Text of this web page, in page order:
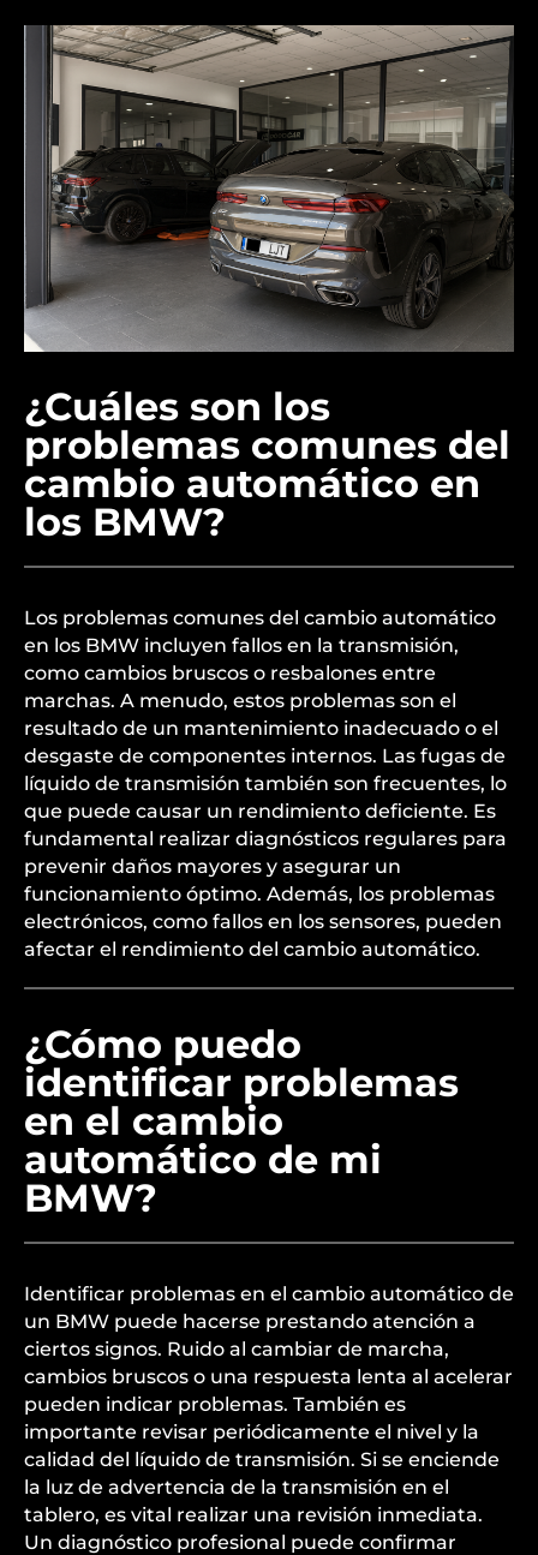
¿Cuáles son los
problemas comunes del
cambio automático en
los BMW?
Los problemas comunes del cambio automático
en los BMW incluyen fallos en la transmisión,
como cambios bruscos o resbalones entre
marchas. A menudo, estos problemas son el
resultado de un mantenimiento inadecuado o el
desgaste de componentes internos. Las fugas de
líquido de transmisión también son frecuentes, lo
que puede causar un rendimiento deficiente. Es
fundamental realizar diagnósticos regulares para
prevenir daños mayores y asegurar un
funcionamiento óptimo. Además, los problemas
electrónicos, como fallos en los sensores, pueden
afectar el rendimiento del cambio automático.
¿Cómo puedo
identificar problemas
en el cambio
automático de mi
BMW?
Identificar problemas en el cambio automático de
un BMW puede hacerse prestando atención a
ciertos signos. Ruido al cambiar de marcha,
cambios bruscos o una respuesta lenta al acelerar
pueden indicar problemas. También es
importante revisar periódicamente el nivel y la
calidad del líquido de transmisión. Si se enciende
la luz de advertencia de la transmisión en el
tablero, es vital realizar una revisión inmediata.
Un diagnóstico profesional puede confirmar